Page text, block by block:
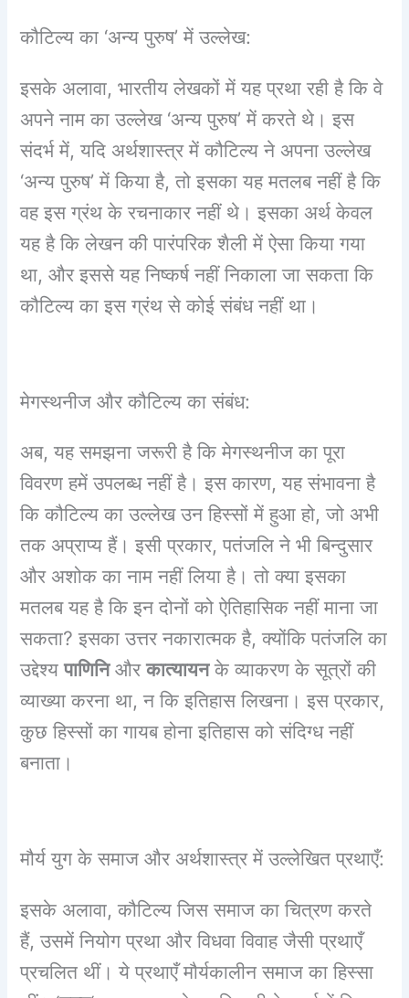
कौटिल्य का ‘अन्य पुरुष’ में उल्लेख:
इसके अलावा, भारतीय लेखकों में यह प्रथा रही है कि वे
अपने नाम का उल्लेख ‘अन्य पुरुष’ में करते थे। इस
संदर्भ में, यदि अर्थशास्त्र में कौटिल्य ने अपना उल्लेख
‘अन्य पुरुष’ में किया है, तो इसका यह मतलब नहीं है कि
वह इस ग्रंथ के रचनाकार नहीं थे। इसका अर्थ केवल
यह है कि लेखन की पारंपरिक शैली में ऐसा किया गया
था, और इससे यह निष्कर्ष नहीं निकाला जा सकता कि
कौटिल्य का इस ग्रंथ से कोई संबंध नहीं था।
मेगस्थनीज और कौटिल्य का संबंध:
अब, यह समझना जरूरी है कि मेगस्थनीज का पूरा
विवरण हमें उपलब्ध नहीं है। इस कारण, यह संभावना है
कि कौटिल्य का उल्लेख उन हिस्सों में हुआ हो, जो अभी
तक अप्राप्य हैं। इसी प्रकार, पतंजलि ने भी बिन्दुसार
और अशोक का नाम नहीं लिया है। तो क्या इसका
मतलब यह है कि इन दोनों को ऐतिहासिक नहीं माना जा
सकता? इसका उत्तर नकारात्मक है, क्योंकि पतंजलि का
उद्देश्यपाणिनिऔरकात्यायनके व्याकरण के सूत्रों की
व्याख्या करना था, न कि इतिहास लिखना। इस प्रकार,
कुछ हिस्सों का गायब होना इतिहास को संदिग्ध नहीं
बनाता।
मौर्य युग के समाज और अर्थशास्त्र में उल्लेखित प्रथाएँ:
इसके अलावा, कौटिल्य जिस समाज का चित्रण करते
हैं, उसमें नियोग प्रथा और विधवा विवाह जैसी प्रथाएँ
प्रचलित थीं। ये प्रथाएँ मौर्यकालीन समाज का हिस्सा